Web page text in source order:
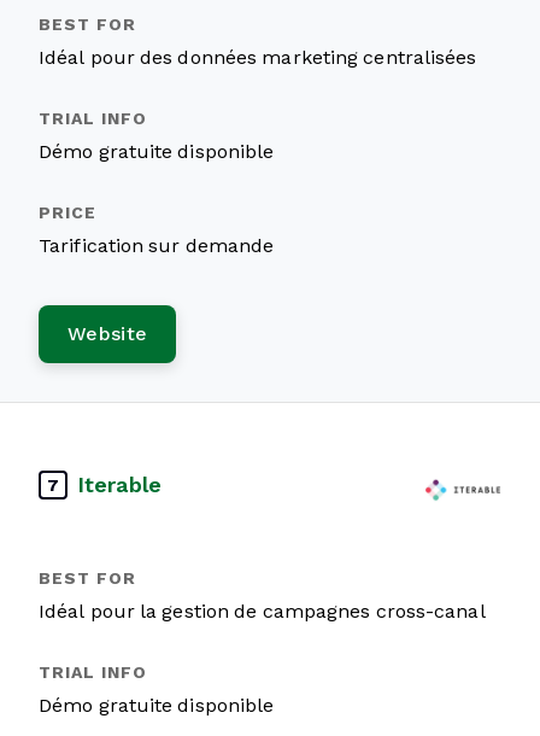
Idéal pour des données marketing centralisées
Démo gratuite disponible
Tarification sur demande
Website
7 Iterable
Idéal pour la gestion de campagnes cross-canal
Démo gratuite disponible